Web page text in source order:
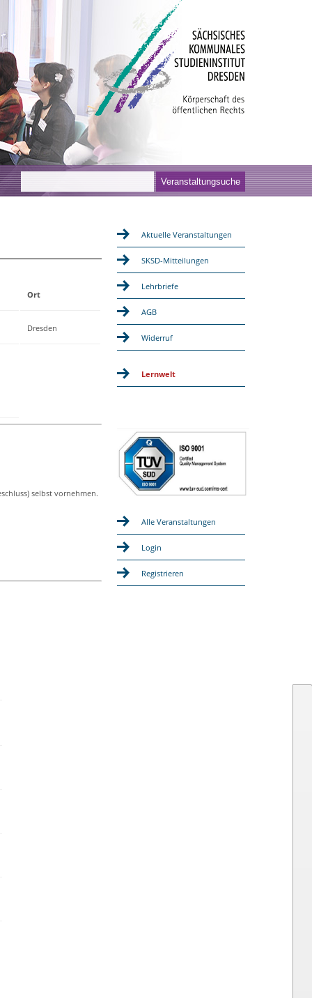
Ort
Dresden
selbst vornehmen.
Aktuelle Veranstaltungen
SKSD-Mitteilungen
Lehrbriefe
AGB
Widerruf
Lernwelt
Alle Veranstaltungen
Login
Registrieren